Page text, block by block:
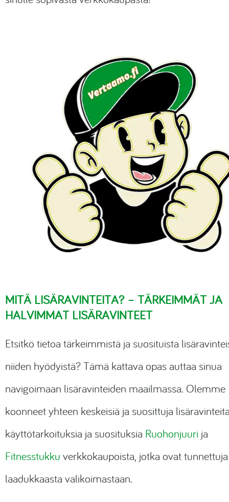
MITÄ LISÄRAVINTEITA? – TÄRKEIMMÄT JA
HALVIMMAT LISÄRAVINTEET
Etsitkö tietoa tärkeimmistä ja suosituista
niiden hyödyistä? Tämä kattava opas auttaa sinua
navigoimaan lisäravinteiden maailmassa. Olemme
koonneet yhteen keskeisiä ja suosittuja
käyttötarkoituksia ja suosituksia Ruohonjuuri ja
Fitnesstukku verkkokaupoista, jotka ovat tunnettuja
laadukkaasta valikoimastaan.